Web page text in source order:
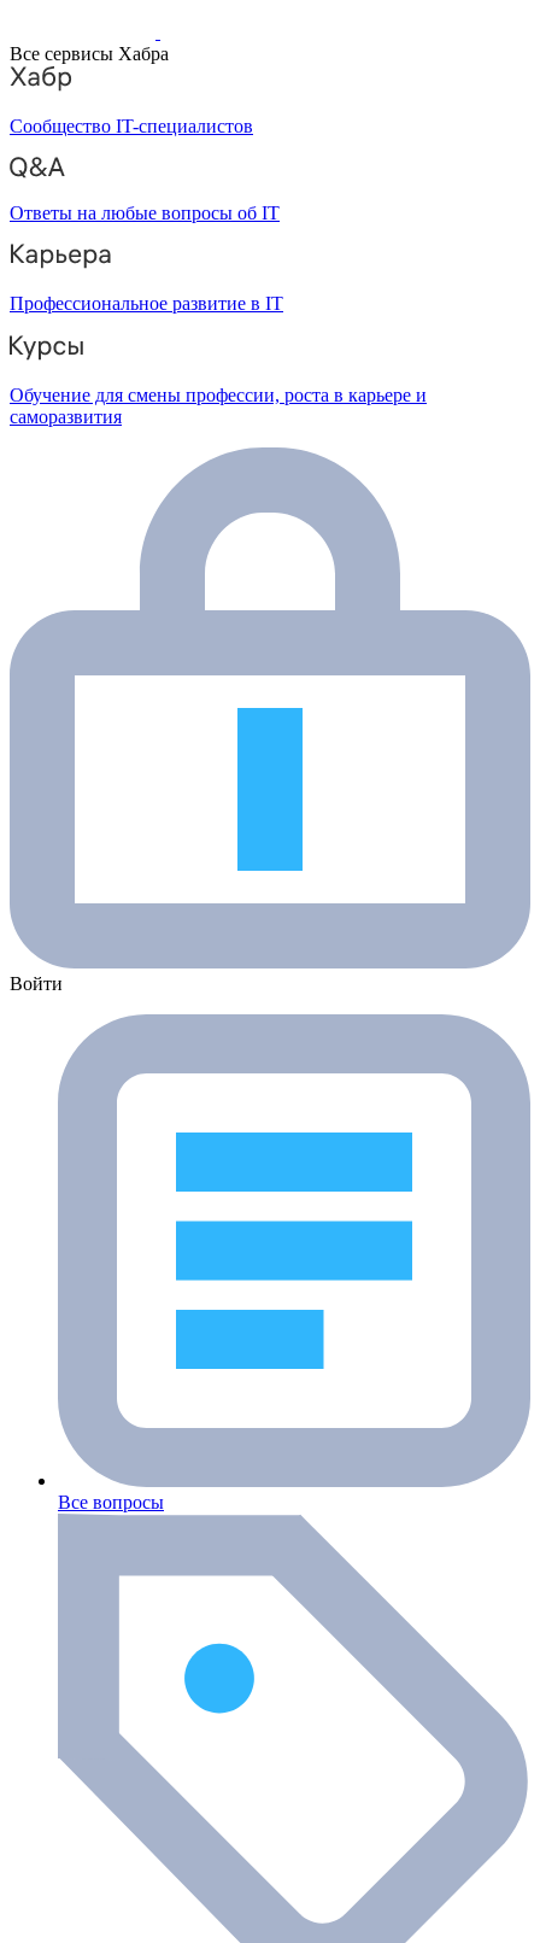
Все сервисы Хабра
Сообщество IT-специалистов
Ответы на любые вопросы об IT
Профессиональное развитие в IT
Обучение для смены профессии, роста в карьере и
саморазвития
Войти
Все вопросы